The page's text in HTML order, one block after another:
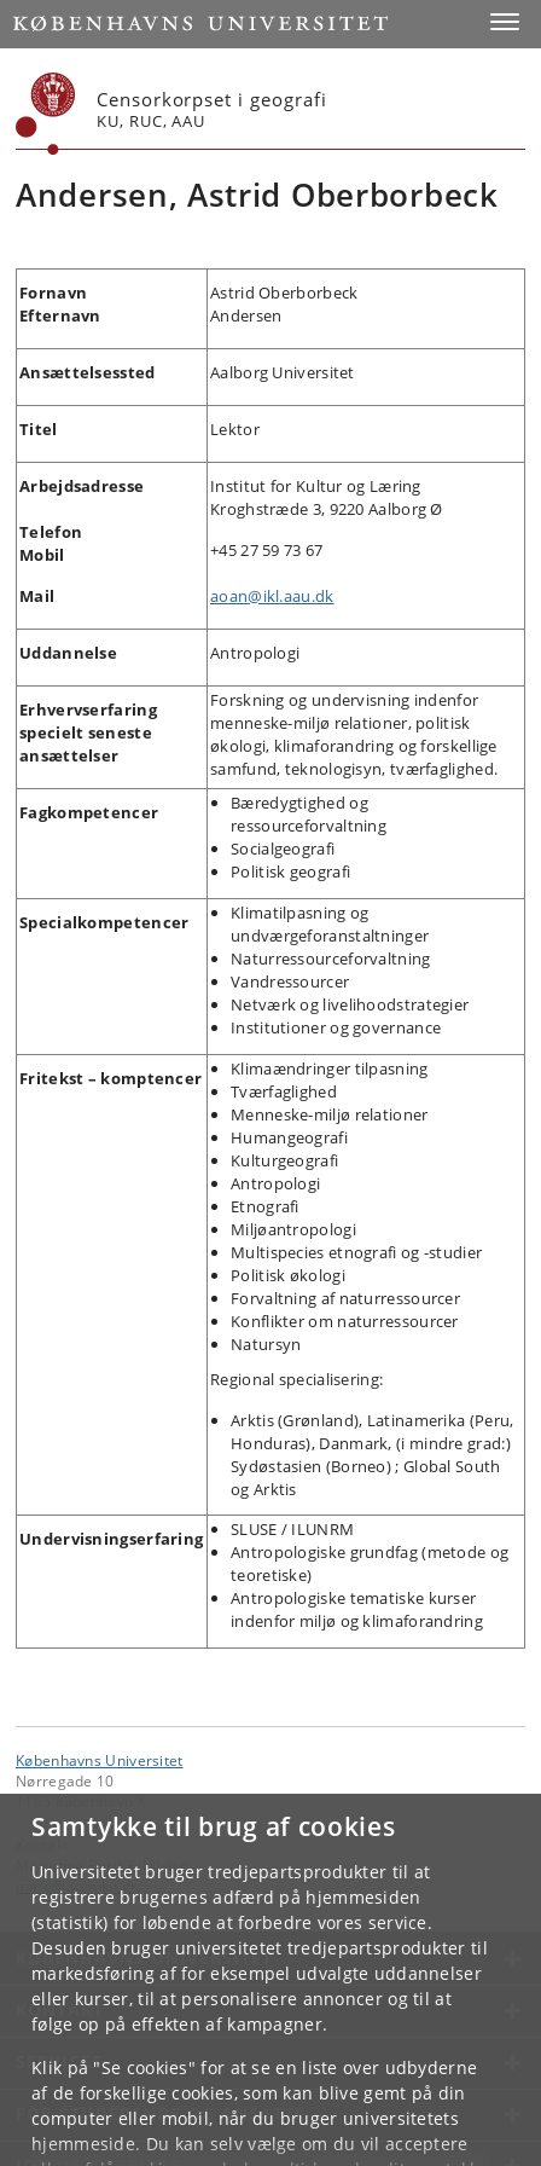
Samtykke til brug af cookies
Universitetet bruger tredjepartsprodukter til at
registrere brugernes adfærd på hjemmesiden
(statistik) for løbende at forbedre vores service.
Desuden bruger universitetet tredjepartsprodukter til
markedsføring af for eksempel udvalgte uddannelser
eller kurser, til at personalisere annoncer og til at
følge op på effekten af kampagner.
Klik på "Se cookies" for at se en liste over udbyderne
af de forskellige cookies, som kan blive gemt på din
computer eller mobil, når du bruger universitetets
hjemmeside. Du kan selv vælge om du vil acceptere
Start
Censorkorpset i geografi
KU, RUC, AAU
Andersen, Astrid Oberborbeck
Fornavn
Efternavn
Astrid Oberborbeck
Andersen
Ansættelsessted Aalborg Universitet
Titel Lektor
Arbejdsadresse
Telefon
Mobil
Mail
Institut for Kultur og Læring
Kroghstræde 3, 9220 Aalborg Ø
+45 27 59 73 67
aoan@ikl.aau.dk
Uddannelse Antropologi
Erhvervserfaring
specielt seneste
ansættelser
Forskning og undervisning indenfor
menneske-miljø relationer, politisk
økologi, klimaforandring og forskellige
samfund, teknologisyn, tværfaglighed.
Fagkompetencer
Bæredygtighed og
ressourceforvaltning
Socialgeografi
Politisk geografi
Specialkompetencer
Klimatilpasning og
undværgeforanstaltninger
Naturressourceforvaltning
Vandressourcer
Netværk og livelihoodstrategier
Institutioner og governance
Fritekst – komptencer
Klimaændringer tilpasning
Tværfaglighed
Menneske-miljø relationer
Humangeografi
Kulturgeografi
Antropologi
Etnografi
Miljøantropologi
Multispecies etnografi og -studier
Politisk økologi
Forvaltning af naturressourcer
Konflikter om naturressourcer
Natursyn
Regional specialisering:
Arktis (Grønland), Latinamerika (Peru,
Honduras), Danmark, (i mindre grad:)
Sydøstasien (Borneo) ; Global South
og Arktis
Undervisningserfaring
SLUSE / ILUNRM
Antropologiske grundfag (metode og
teoretiske)
Antropologiske tematiske kurser
indenfor miljø og klimaforandring
Københavns Universitet
Nørregade 10
Marianne Berit Feldberg
KØBENHAVNS UNIVERSITET
KONTAKT
SERVICES
FOR STUDERENDE OG ANSATTE